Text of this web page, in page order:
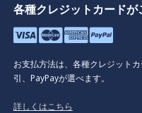
各種クレジットカードが
お支払方法は、各種クレジット
引、PayPayが選べます。
詳しくはこちら